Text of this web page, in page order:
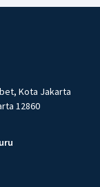
Kota Jakarta
12860